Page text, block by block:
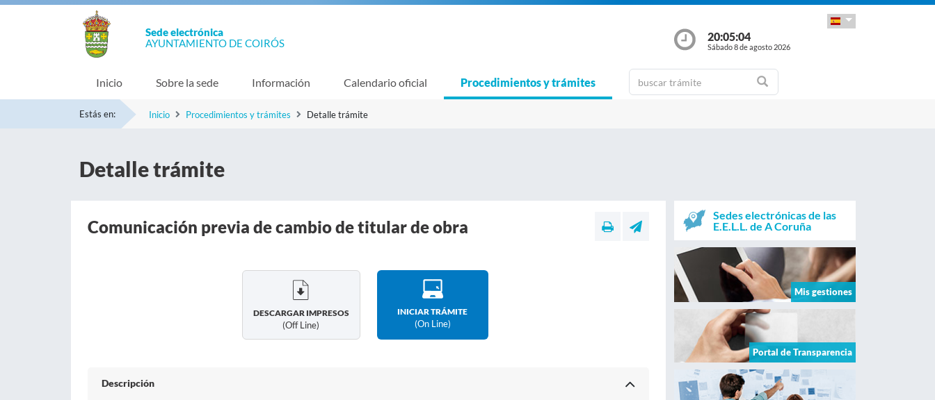
Sede electrónica
AYUNTAMIENTO DE COIRÓS
20:05:05
Sábado 8 de agosto 2026
Inicio Sobre la sede Información Calendario oficial Procedimientos y trámites
Estás en: Inicio Procedimientos y trámites Detalle trámite
Detalle trámite
Comunicación previa de cambio de titular de obra
DESCARGAR IMPRESOS
(off Line)
INICIAR TRÁMITE
(on Line)
Descripción
Sedes electrónicas de las
E.E.L.L. de A Coruña
Mis gestiones
Portal de Transparencia